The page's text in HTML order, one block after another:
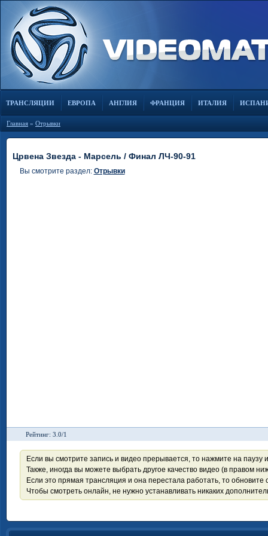
ТРАНСЛЯЦИИ ЕВРОПА АНГЛИЯ ФРАНЦИЯ ИТАЛИЯ
Главная » Отрывки
Црвена Звезда - Марсель / Финал ЛЧ-90-91
Вы смотрите раздел: Отрывки
Рейтинг: 3.0/1
Если вы смотрите запись и видео прерывается, то нажмите на паузу
Также, иногда вы можете выбрать другое качество видео (в правом
Если это прямая трансляция и она перестала работать, то обновите
Чтобы смотреть онлайн, не нужно устанавливать никаких